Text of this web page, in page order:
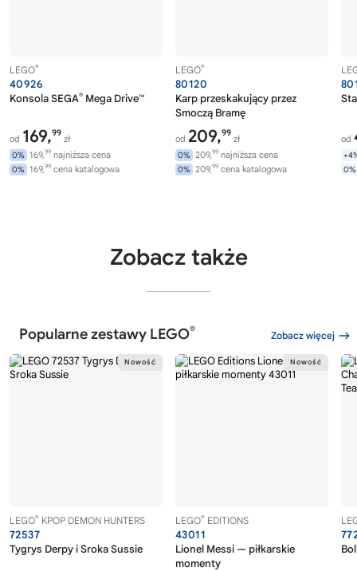
LEGO®
40926
Konsola SEGA® Mega Drive™
od 169,99
zł
0% 169,99 najniższa cena
0% 169,99 cena katalogowa
LEGO®
80120
Karp przeskakujący przez
Smoczą Bramę
od 209,99
zł
0% 209,99 najniższa cena
0% 209,99 cena katalogowa
od
0%
Zobacz także
Popularne zestawy LEGO® Zobacz więcej
LEGO® KPOP DEMON HUNTERS
72537
Tygrys Derpy i Sroka Sussie
LEGO® EDITIONS
43011
Lionel Messi — piłkarskie
momenty